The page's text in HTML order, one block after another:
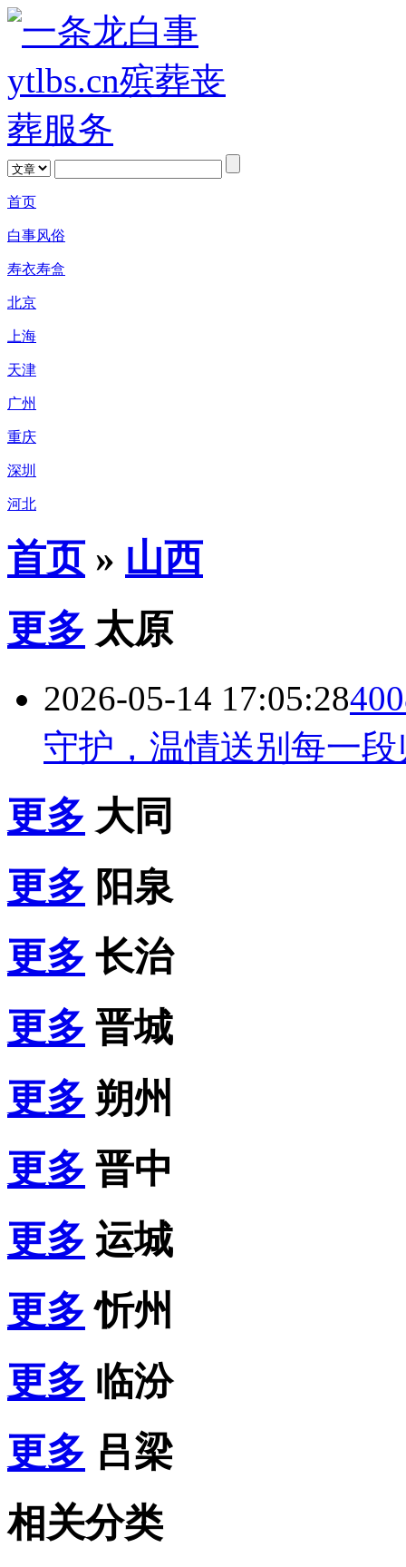
首页
白事风俗
寿衣寿盒
北京
上海
天津
广州
重庆
深圳
河北
首页» 山西
更多 太原
2026-05-14 17:05:28
守护，温情送别每一段
更多 大同
更多 阳泉
更多 长治
更多 晋城
更多 朔州
更多 晋中
更多 运城
更多 忻州
更多 临汾
更多 吕梁
相关分类